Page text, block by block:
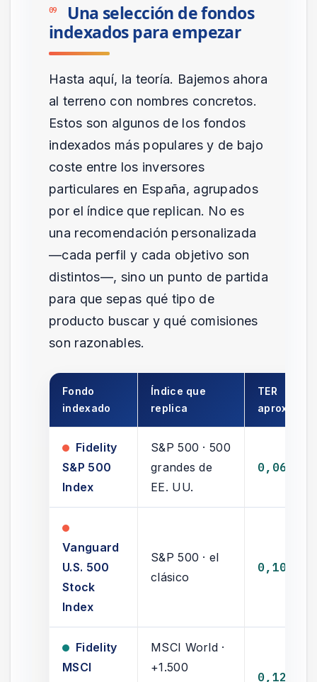
09
Una selección de fondos
indexados para empezar
Hasta aquí, la teoría. Bajemos ahora
al terreno con nombres concretos.
Estos son algunos de los fondos
indexados más populares y de bajo
coste entre los inversores
particulares en España, agrupados
por el índice que replican. No es
una recomendación personalizada
—cada perfil y cada objetivo son
distintos—, sino un punto de partida
para que sepas qué tipo de
producto buscar y qué comisiones
son razonables.
Fondo
indexado
Índice que
replica
TER
aprox.
Fidelity
S&P 500
Index
S&P 500 · 500
grandes de
EE. UU.
0,06%
Vanguard
U.S. 500
Stock
Index
S&P 500 · el
clásico
0,10%
Fidelity
MSCI
MSCI World ·
+1.500
0,12%